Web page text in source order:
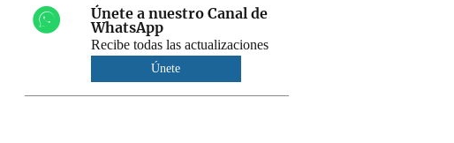
Únete a nuestro Canal de
WhatsApp
Recibe todas las actualizaciones
Únete